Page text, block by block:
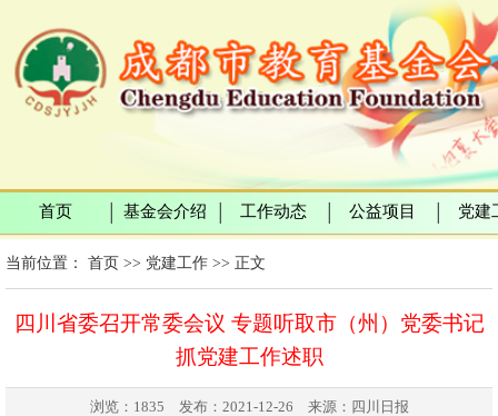
首页 基金会介绍 工作动态 公益项目 党建
当前位置： 首页 >> 党建工作 >> 正文
四川省委召开常委会议 专题听取市（州）党委书记
抓党建工作述职
浏览：1835 发布：2021-12-26 来源：四川日报